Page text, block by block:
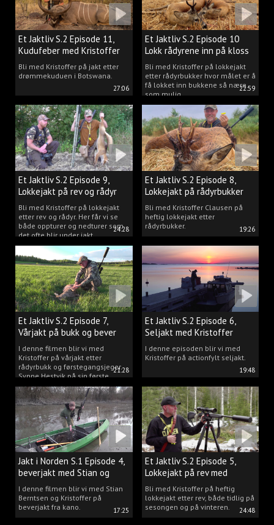
27:06
Et Jaktliv S.2 Episode 11,
Kudufeber med Kristoffer
Clausen
Bli med Kristoffer på jakt etter
drømmekuduen i Botswana.
22:59
Et Jaktliv S.2 Episode 10
Lokk rådyrene inn på kloss
hold.
Bli med Kristoffer på lokkejakt
etter rådyrbukker hvor målet er å
få lokket inn bukkene så nære
som mulig.
24:28
Et Jaktliv S.2 Episode 9,
Lokkejakt på rev og rådyr
med Kristoffer Clausen
Bli med Kristoffer på lokkejakt
etter rev og rådyr. Her får vi se
både oppturer og nedturer som
det ofte blir under jakt.
19:26
Et Jaktliv S.2 Episode 8,
Lokkejakt på rådyrbukker
2023 nr. 1
Bli med Kristoffer Clausen på
heftig lokkejakt etter
rådyrbukker.
21:28
Et Jaktliv S.2 Episode 7,
Vårjakt på bukk og bever
I denne filmen blir vi med
Kristoffer på vårjakt etter
rådyrbukk og førstegangsjeger
Synne Hestvik på sin første
beverjakt.
19:48
Et Jaktliv S.2 Episode 6,
Seljakt med Kristoffer
Clausen
I denne episoden blir vi med
Kristoffer på actionfylt seljakt.
17:25
Jakt i Norden S.1 Episode 4,
beverjakt med Stian og
Kristoffer
I denne filmen blir vi med Stian
Berntsen og Kristoffer på
beverjakt fra kano.
24:48
Et Jaktliv S.2 Episode 5,
Lokkejakt på rev med
Kristoffer Clausen
Bli med Kristoffer på heftig
lokkejakt etter rev, både tidlig på
sesongen og på vinteren.